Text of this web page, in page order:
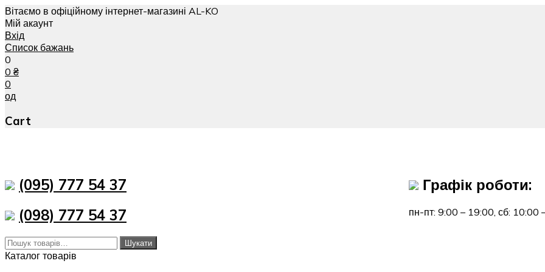
Вітаємо в офіційному інтернет-магазині AL-KO
Мій акаунт
Вхід
Список бажань
0
0 ₴
0
од
Cart
(095) 777 54 37
(098) 777 54 37
Графік роботи:
пн-пт: 9:00 – 19:00, сб: 10:00
Шукати: Шукати
Каталог товарів